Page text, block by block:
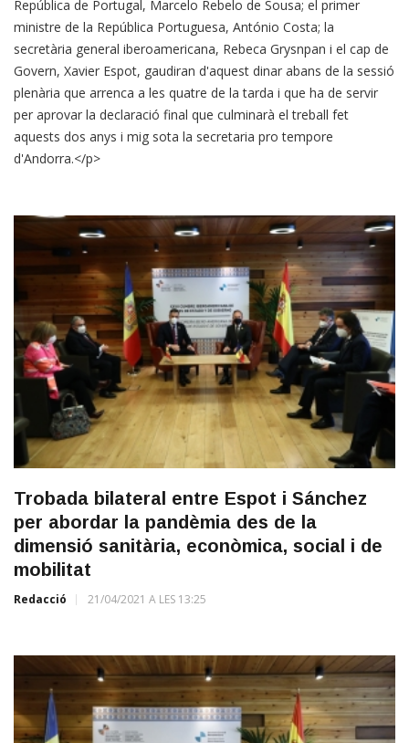
República de Portugal, Marcelo Rebelo de Sousa; el primer
ministre de la República Portuguesa, António Costa; la
secretària general iberoamericana, Rebeca Grysnpan i el cap de
Govern, Xavier Espot, gaudiran d'aquest dinar abans de la sessió
plenària que arrenca a les quatre de la tarda i que ha de servir
per aprovar la declaració final que culminarà el treball fet
aquests dos anys i mig sota la secretaria pro tempore
d'Andorra.</p>
Trobada bilateral entre Espot i Sánchez
per abordar la pandèmia des de la
dimensió sanitària, econòmica, social i de
mobilitat
Redacció 21/04/2021 A LES 13:25